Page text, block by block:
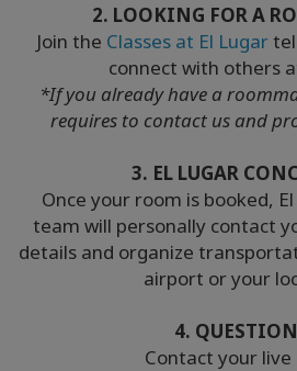
2. LOOKING FOR A
Join the Classes at El Lugar
connect with others
*If you already have a
requires to contact us and
3. EL LUGAR
Once your room is booked,
team will personally contact
details and organize
airport or your
4.
Contact your live